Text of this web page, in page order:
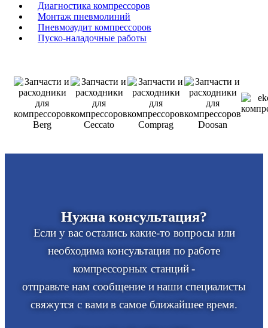
Диагностика компрессоров
Монтаж пневмолиний
Пневмоаудит компрессоров
Пуско-наладочные работы
Нужна консультация?
Если у вас остались какие-то вопросы или
необходима консультация по работе
компрессорных станций -
отправьте нам сообщение и наши специалисты
свяжутся с вами в самое ближайшее время.